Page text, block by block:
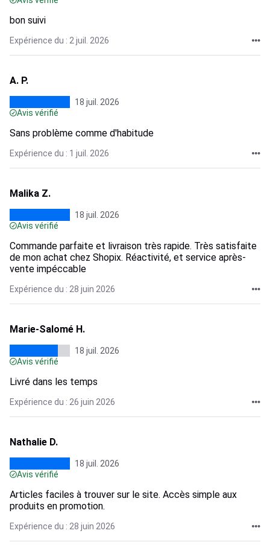
bon suivi
Expérience du : 2 juil. 2026
A. P.
18 juil. 2026
Avis vérifié
Sans problème comme d'habitude
Expérience du : 1 juil. 2026
Malika Z.
18 juil. 2026
Avis vérifié
Commande parfaite et livraison très rapide. Très satisfaite
de mon achat chez Shopix. Réactivité, et service après-
vente impéccable
Expérience du : 28 juin 2026
Marie-Salomé H.
18 juil. 2026
Avis vérifié
Livré dans les temps
Expérience du : 26 juin 2026
Nathalie D.
18 juil. 2026
Avis vérifié
Articles faciles à trouver sur le site. Accès simple aux
produits en promotion.
Expérience du : 28 juin 2026